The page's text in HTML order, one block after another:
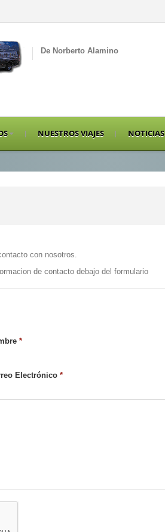
De Norberto Alamino
NUESTROS VIAJES NOTICIAS
con nosotros.
de contacto debajo del formulario
*
Electrónico *